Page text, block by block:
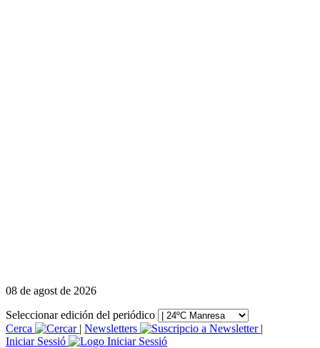
08 de agost de 2026
Seleccionar edición del periódico
Cerca
| Newsletters
|
Iniciar Sessió